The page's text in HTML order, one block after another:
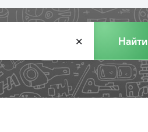
✕ Найти